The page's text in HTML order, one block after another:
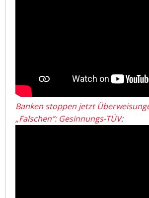
Banken stoppen jetzt
„Falschen“: Gesinnungs-TÜV: